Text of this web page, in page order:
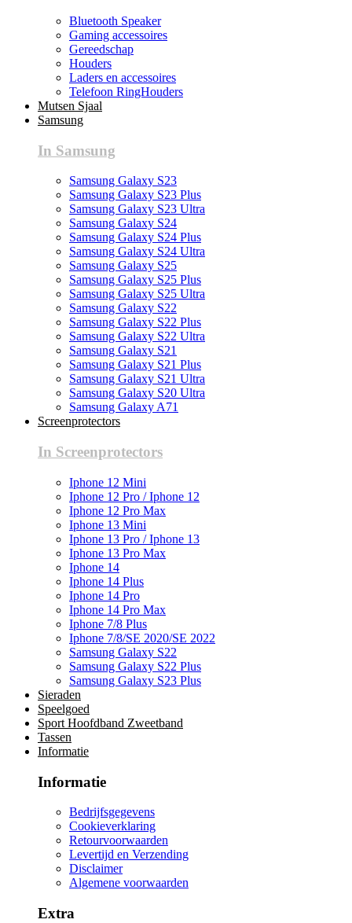
Bluetooth Speaker
Gaming accessoires
Gereedschap
Houders
Laders en accessoires
Telefoon RingHouders
Mutsen Sjaal
Samsung
In Samsung
Samsung Galaxy S23
Samsung Galaxy S23 Plus
Samsung Galaxy S23 Ultra
Samsung Galaxy S24
Samsung Galaxy S24 Plus
Samsung Galaxy S24 Ultra
Samsung Galaxy S25
Samsung Galaxy S25 Plus
Samsung Galaxy S25 Ultra
Samsung Galaxy S22
Samsung Galaxy S22 Plus
Samsung Galaxy S22 Ultra
Samsung Galaxy S21
Samsung Galaxy S21 Plus
Samsung Galaxy S21 Ultra
Samsung Galaxy S20 Ultra
Samsung Galaxy A71
Screenprotectors
In Screenprotectors
Iphone 12 Mini
Iphone 12 Pro / Iphone 12
Iphone 12 Pro Max
Iphone 13 Mini
Iphone 13 Pro / Iphone 13
Iphone 13 Pro Max
Iphone 14
Iphone 14 Plus
Iphone 14 Pro
Iphone 14 Pro Max
Iphone 7/8 Plus
Iphone 7/8/SE 2020/SE 2022
Samsung Galaxy S22
Samsung Galaxy S22 Plus
Samsung Galaxy S23 Plus
Sieraden
Speelgoed
Sport Hoofdband Zweetband
Tassen
Informatie
Informatie
Bedrijfsgegevens
Cookieverklaring
Retourvoorwaarden
Levertijd en Verzending
Disclaimer
Algemene voorwaarden
Extra